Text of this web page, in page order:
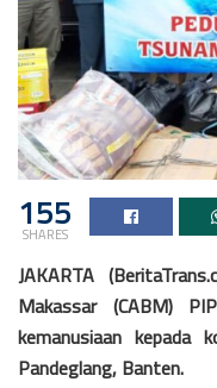
155
SHARES
JAKARTA
Makassar (CABM)
kemanusiaan kepada
Pandeglang, Banten.